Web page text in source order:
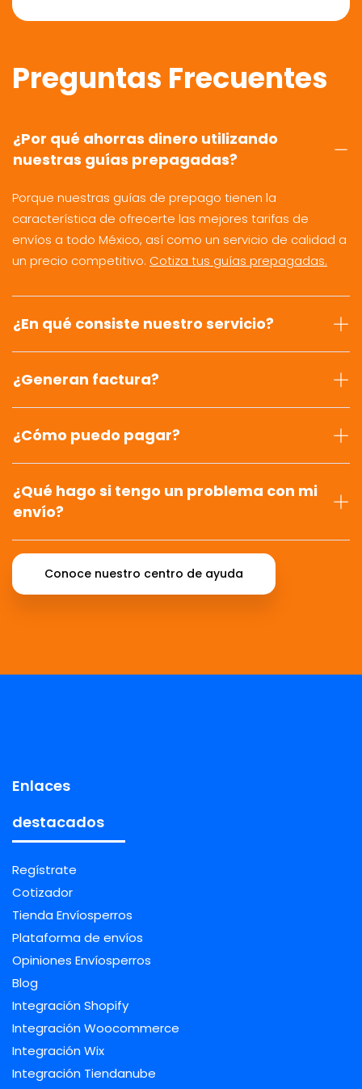
Preguntas Frecuentes
¿Por qué ahorras dinero utilizando
nuestras guías prepagadas?
Porque nuestras guías de prepago tienen la
característica de ofrecerte las mejores tarifas de
envíos a todo México, así como un servicio de calidad a
un precio competitivo. Cotiza tus guías prepagadas.
¿En qué consiste nuestro servicio?
¿Generan factura?
¿Cómo puedo pagar?
¿Qué hago si tengo un problema con mi
envío?
Conoce nuestro centro de ayuda
Enlaces
destacados
Regístrate
Cotizador
Tienda Envíosperros
Plataforma de envíos
Opiniones Envíosperros
Blog
Integración Shopify
Integración Woocommerce
Integración Wix
Integración Tiendanube